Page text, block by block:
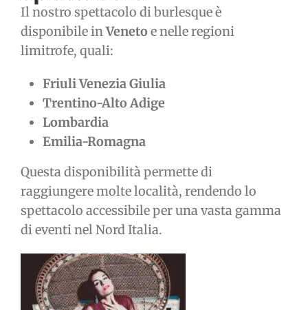
Il nostro spettacolo di burlesque è
disponibile inVenetoe nelle regioni
limitrofe, quali:
Friuli Venezia Giulia
Trentino-Alto Adige
Lombardia
Emilia-Romagna
Questa disponibilità permette di
raggiungere molte località, rendendo lo
spettacolo accessibile per una vasta gamma
di eventi nel Nord Italia.